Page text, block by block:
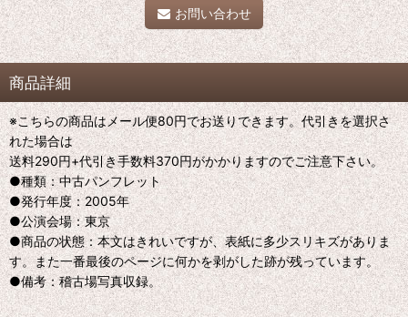
お問い合わせ
商品詳細
※こちらの商品はメール便80円でお送りできます。代引きを選択さ
れた場合は
送料290円+代引き手数料370円がかかりますのでご注意下さい。
●種類：中古パンフレット
●発行年度：2005年
●公演会場：東京
●商品の状態：本文はきれいですが、表紙に多少スリキズがありま
す。また一番最後のページに何かを剥がした跡が残っています。
●備考：稽古場写真収録。